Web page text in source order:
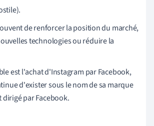
de renforcer la position du marché,
technologies ou réduire la
est l'achat d'Instagram par Facebook,
d'exister sous le nom de sa marque
par Facebook.